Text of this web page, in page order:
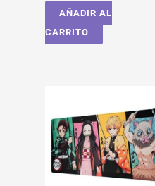
AÑADIR AL
CARRITO